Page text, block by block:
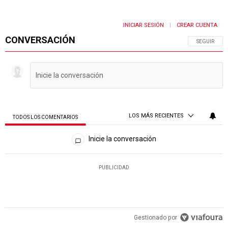
CONVERSACIÓN SIGA ESTA
SEGUIR
INICIAR SESIÓN CREAR CUENTA
TODOS LOS COMENTARIOS LOS MÁS RECIENTES
Todos los comentarios
Inicie la conversación
PUBLICIDAD
Gestionado por